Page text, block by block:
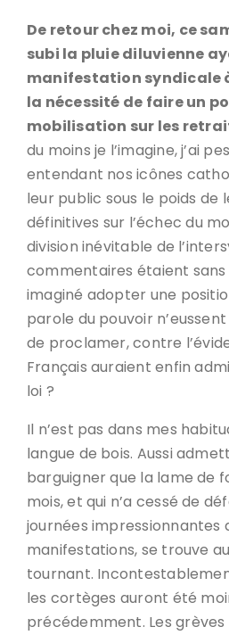
De retour chez moi, ce
subi la pluie diluvienne
manifestation syndicale
la nécessité de faire un
mobilisation sur les
du moins je l’imagine, j’ai
entendant nos icônes
leur public sous le poids de
définitives sur l’échec du
division inévitable de
commentaires étaient
imaginé adopter une
parole du pouvoir
de proclamer, contre
Français auraient enfin
loi ?
Il n’est pas dans mes
langue de bois. Aussi
barguigner que la lame de
mois, et qui n’a cessé de
journées impressionnantes
manifestations, se trouve
tournant.
les cortèges auront été
précédemment. Les